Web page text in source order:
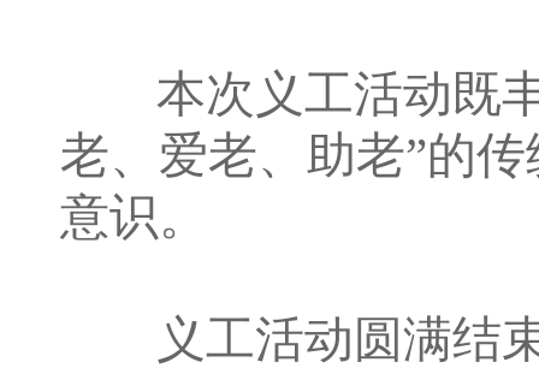
本次义工活动既丰
老、爱老、助老”的
意识。
义工活动圆满结束